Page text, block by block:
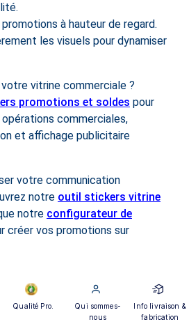
à hauteur de regard.
les visuels pour dynamiser
vitrine commerciale ?
promotions et soldes pour
commerciales,
et affichage publicitaire
votre communication
notre outil stickers vitrine
notre configurateur de
créer vos promotions sur
Qualité Pro.
Qui sommes-
nous
Info livraison &
fabrication